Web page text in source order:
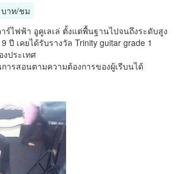
าท/ชม
ร์ไฟฟ้า อูคูเลเล่ ตั้งแต่พื้นฐานไปจนถึงระดับสูง
ปี เคยได้รับรางวัล Trinity guitar grade 1
ประเทศ
ารสอนตามความต้องการของผู้เรีบนได้